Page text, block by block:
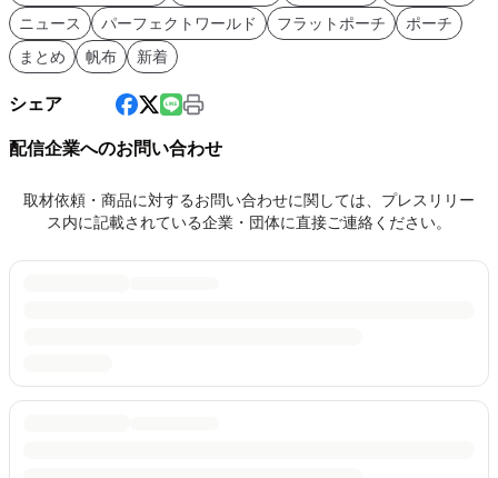
ニュース
パーフェクトワールド フラットポーチ
ポーチ
まとめ
帆布 新着
シェア
配信企業へのお問い合わせ
取材依頼・商品に対するお問い合わせに関しては、プレスリリー
ス内に記載されている企業・団体に直接ご連絡ください。